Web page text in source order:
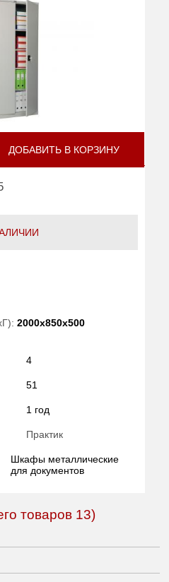
ДОБАВИТЬ В КОРЗИНУ
2000x850x500
4
51
1 год
Практик
Шкафы металлические
для документов
товаров 13)